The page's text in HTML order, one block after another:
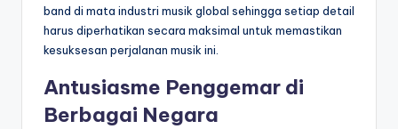
band di mata industri musik global sehingga setiap detail
harus diperhatikan secara maksimal untuk memastikan
kesuksesan perjalanan musik ini.
Antusiasme Penggemar di
Berbagai Negara